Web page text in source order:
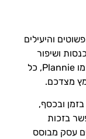
והיעילים
ושיפור
חוויית הלקוח. עם מערכת לניהול תורים כמו Plannie, כל
מצדכם.
בזמן ובכסף,
בזכות
עסק מבוסס